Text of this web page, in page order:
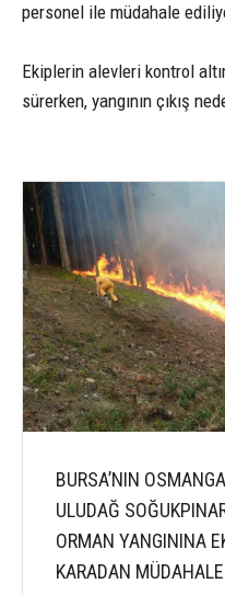
personel ile müdahale
Ekiplerin alevleri kontrol
sürerken, yangının çıkış
BURSA’NIN
ULUDAĞ
ORMAN YANGININA
KARADAN